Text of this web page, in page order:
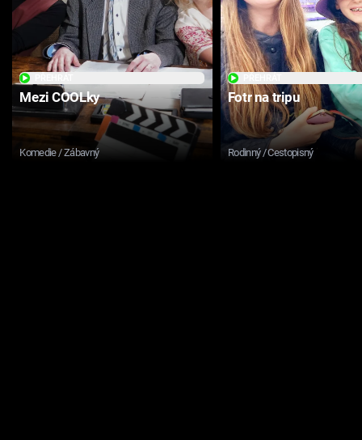
Mezi COOLky
Komedie / Zábavný
Fotr na tripu
Rodinný / Cestopisný